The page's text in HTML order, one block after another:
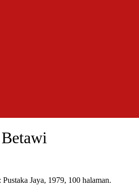
Pustaka Jaya, 1979, 100 halaman.